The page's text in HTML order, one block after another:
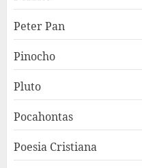
Peter Pan
Pinocho
Pluto
Pocahontas
Poesia Cristiana